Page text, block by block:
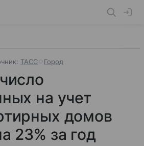
ТАСС Город
на учет
домов
23% за год